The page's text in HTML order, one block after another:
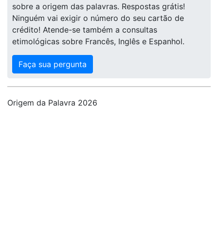
sobre a origem das palavras. Respostas grátis!
Ninguém vai exigir o número do seu cartão de
crédito! Atende-se também a consultas
etimológicas sobre Francês, Inglês e Espanhol.
Faça sua pergunta
Origem da Palavra 2026